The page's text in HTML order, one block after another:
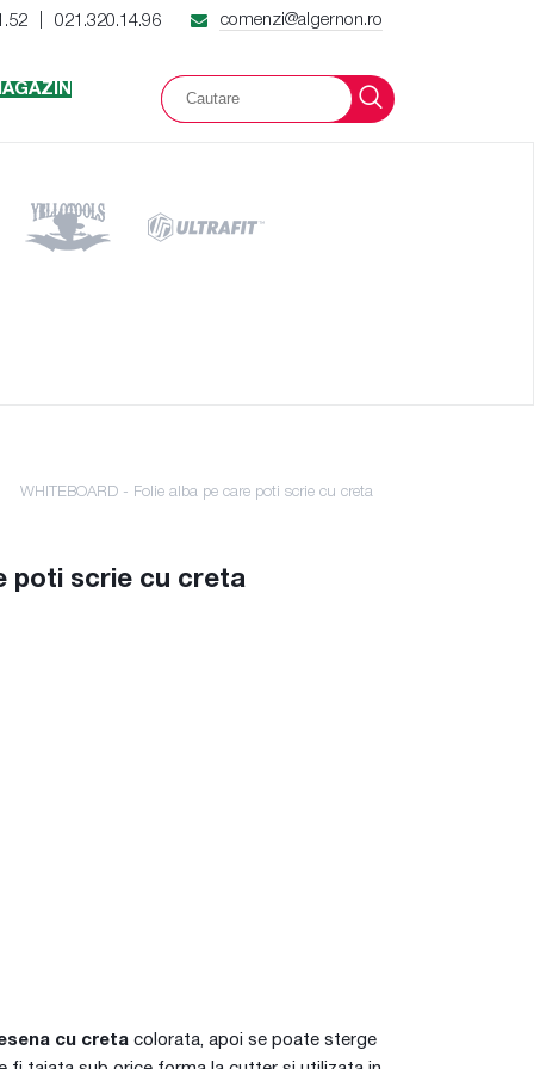
021.320.14.96 comenzi@algernon.ro
WHITEBOARD - Folie alba pe care poti scrie cu creta
poti scrie cu creta
cu creta colorata, apoi se poate sterge